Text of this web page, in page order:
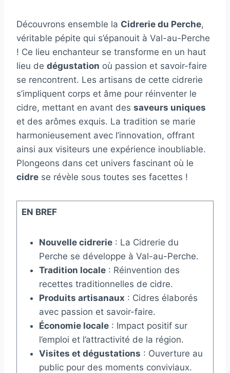
Découvrons ensemble la Cidrerie du Perche,
véritable pépite qui s’épanouit à Val-au-Perche
! Ce lieu enchanteur se transforme en un haut
lieu de dégustation où passion et savoir-faire
se rencontrent. Les artisans de cette cidrerie
s’impliquent corps et âme pour réinventer le
cidre, mettant en avant des saveurs uniques
et des arômes exquis. La tradition se marie
harmonieusement avec l’innovation, offrant
ainsi aux visiteurs une expérience inoubliable.
Plongeons dans cet univers fascinant où le
cidre se révèle sous toutes ses facettes !
EN BREF
Nouvelle cidrerie: La Cidrerie du
Perche se développe à Val-au-Perche.
Tradition locale: Réinvention des
recettes traditionnelles de cidre.
Produits artisanaux : Cidres élaborés
avec passion et savoir-faire.
Économie locale: Impact positif sur
l’emploi et l’attractivité de la région.
Visites et dégustations : Ouverture au
public pour des moments conviviaux.